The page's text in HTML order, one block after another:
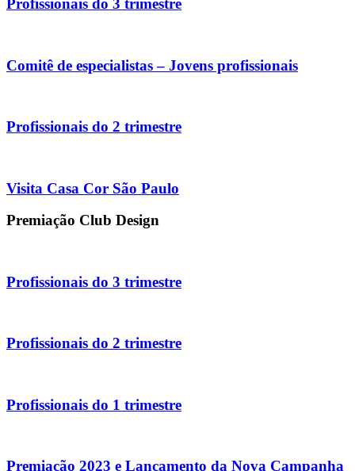
Profissionais do 3 trimestre
Comitê de especialistas – Jovens profissionais
Profissionais do 2 trimestre
Visita Casa Cor São Paulo
Premiação Club Design
Profissionais do 3 trimestre
Profissionais do 2 trimestre
Profissionais do 1 trimestre
Premiação 2023 e Lançamento da Nova Campanha